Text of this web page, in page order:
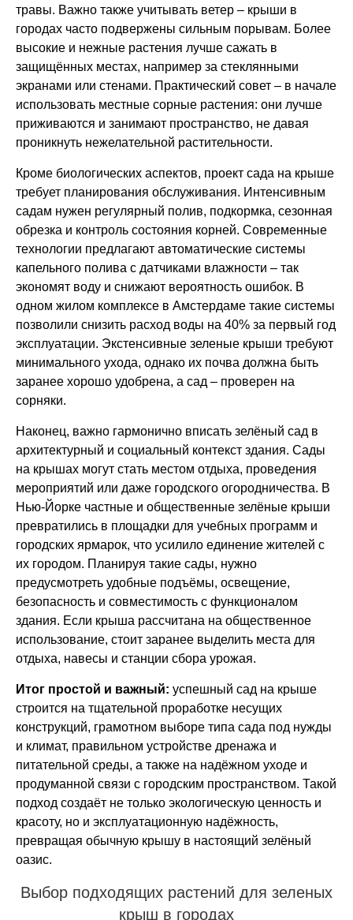
травы. Важно также учитывать ветер – крыши в
городах часто подвержены сильным порывам. Более
высокие и нежные растения лучше сажать в
защищённых местах, например за стеклянными
экранами или стенами. Практический совет – в начале
использовать местные сорные растения: они лучше
приживаются и занимают пространство, не давая
проникнуть нежелательной растительности.
Кроме биологических аспектов, проект сада на крыше
требует планирования обслуживания. Интенсивным
садам нужен регулярный полив, подкормка, сезонная
обрезка и контроль состояния корней. Современные
технологии предлагают автоматические системы
капельного полива с датчиками влажности – так
экономят воду и снижают вероятность ошибок. В
одном жилом комплексе в Амстердаме такие системы
позволили снизить расход воды на 40% за первый год
эксплуатации. Экстенсивные зеленые крыши требуют
минимального ухода, однако их почва должна быть
заранее хорошо удобрена, а сад – проверен на
сорняки.
Наконец, важно гармонично вписать зелёный сад в
архитектурный и социальный контекст здания. Сады
на крышах могут стать местом отдыха, проведения
мероприятий или даже городского огородничества. В
Нью-Йорке частные и общественные зелёные крыши
превратились в площадки для учебных программ и
городских ярмарок, что усилило единение жителей с
их городом. Планируя такие сады, нужно
предусмотреть удобные подъёмы, освещение,
безопасность и совместимость с функционалом
здания. Если крыша рассчитана на общественное
использование, стоит заранее выделить места для
отдыха, навесы и станции сбора урожая.
Итог простой и важный: успешный сад на крыше
строится на тщательной проработке несущих
конструкций, грамотном выборе типа сада под нужды
и климат, правильном устройстве дренажа и
питательной среды, а также на надёжном уходе и
продуманной связи с городским пространством. Такой
подход создаёт не только экологическую ценность и
красоту, но и эксплуатационную надёжность,
превращая обычную крышу в настоящий зелёный
оазис.
Выбор подходящих растений для зеленых
крыш в городах